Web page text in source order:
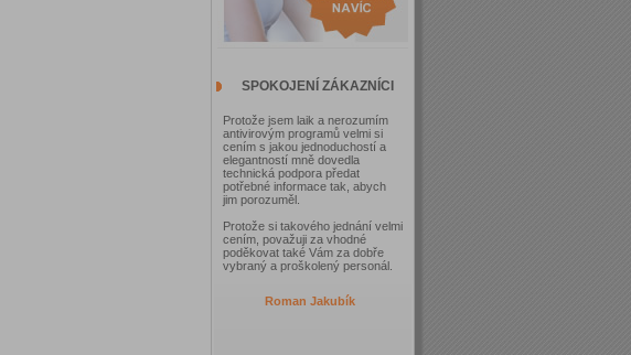
SPOKOJENÍ ZÁKAZNÍCI
Protože jsem laik a nerozumím
antivirovým programů velmi si
cením s jakou jednoduchostí a
elegantností mně dovedla
technická podpora předat
potřebné informace tak, abych
jim porozuměl.
Protože si takového jednání velmi
cením, považuji za vhodné
poděkovat také Vám za dobře
vybraný a proškolený personál.
Roman Jakubík